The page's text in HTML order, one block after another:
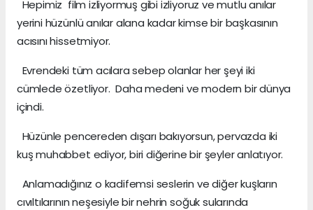
Hepimiz film izliyormuş gibi izliyoruz ve mutlu anılar
yerini hüzünlü anılar alana kadar kimse bir başkasının
acısını hissetmiyor.
Evrendeki tüm acılara sebep olanlar her şeyi iki
cümlede özetliyor. Daha medeni ve modern bir dünya
içindi.
Hüzünle pencereden dışarı bakıyorsun, pervazda iki
kuş muhabbet ediyor, biri diğerine bir şeyler anlatıyor.
Anlamadığınız o kadifemsi seslerin ve diğer kuşların
cıvıltılarının neşesiyle bir nehrin soğuk sularında